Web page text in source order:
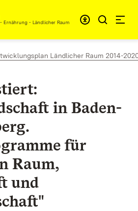
Ernährung - Ländlicher Raum
Ländlicher Raum 2014-
in Baden-
für
Raum,
und